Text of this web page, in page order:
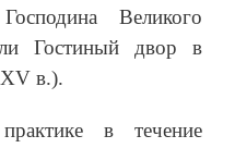
Великого
Гостиный двор в
в.).
в течение